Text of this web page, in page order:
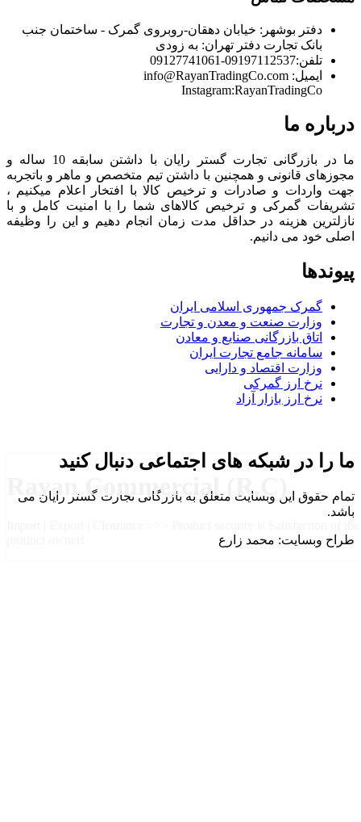
Rayan Commercial (R.C)
دفتر بوشهر: خیابان دهقان-روبروی گمرک - ساختمان جنب
بانک تجارت دفتر تهران: به زودی
تلفن:09197112537-09127741061
ایمیل: info@RayanTradingCo.com
Instagram:RayanTradingCo
درباره ما
ما در بازرگانی تجارت گستر رایان با داشتن سابقه 10 ساله و
مجوزهای قانونی و همچنین با داشتن تیم متخصص و ماهر و باتجربه
جهت واردات و صادرات و ترخیص کالا با افتخار اعلام میکنیم ،
تشریفات گمرکی و ترخیص کالاهای شما را با امنیت کامل و با
نازلترین هزینه در حداقل مدت زمان انجام دهیم و این را وظیفه
اصلی خود می دانیم.
پیوندها
گمرک جمهوری اسلامی ایران
وزارت صنعت و معدن و تجارت
اتاق بازرگانی صنایع و معادن
سامانه جامع تجارت ایران
وزارت اقتصاد و دارایی
نرخ ارز گمرکی
نرخ ارز بازار آزاد
ما را در شبکه های اجتماعی دنبال کنید
تمام حقوق این وبسایت متعلق به بازرگانی تجارت گستر رایان می
باشد.
طراح وبسایت: محمد زارع